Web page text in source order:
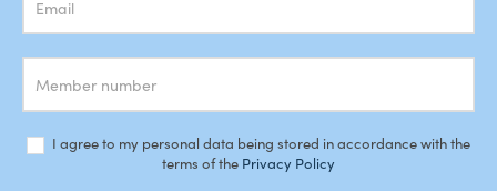
I agree to my personal data being stored in accordance with the
terms of the Privacy Policy